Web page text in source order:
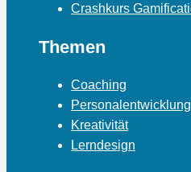
Crashkurs
Themen
Coaching
Personalentwicklung
Kreativität
Lerndesign